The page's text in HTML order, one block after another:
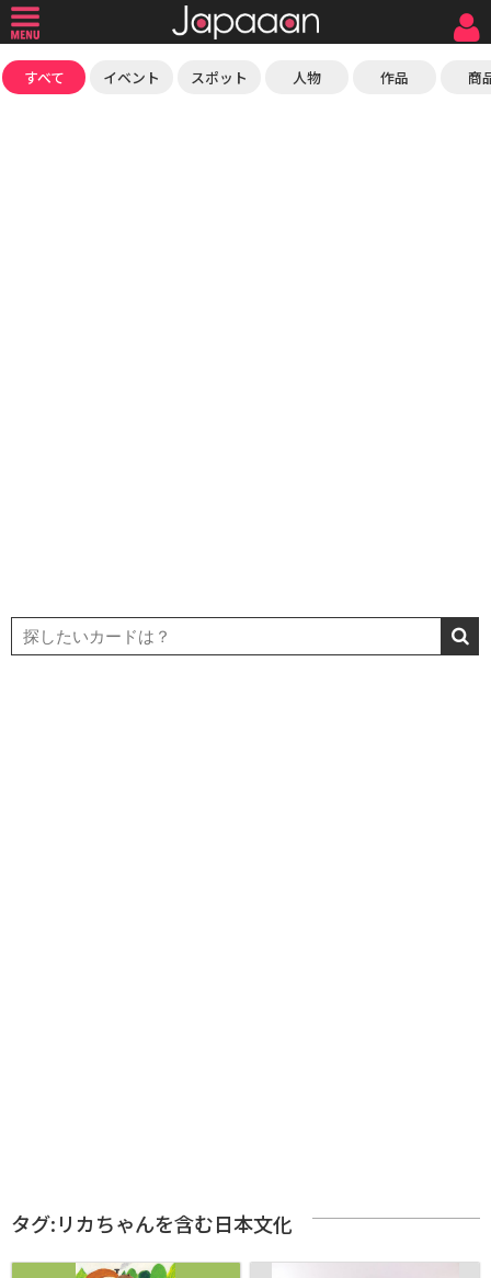
すべて イベント スポット 人物 作品 商
タグ:リカちゃんを含む日本文化